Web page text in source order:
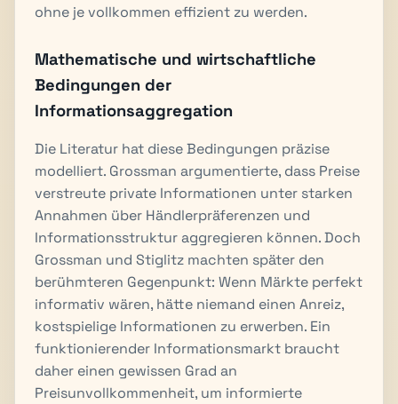
ohne je vollkommen effizient zu werden.
Mathematische und wirtschaftliche
Bedingungen der
Informationsaggregation
Die Literatur hat diese Bedingungen präzise
modelliert. Grossman argumentierte, dass Preise
verstreute private Informationen unter starken
Annahmen über Händlerpräferenzen und
Informationsstruktur aggregieren können. Doch
Grossman und Stiglitz machten später den
berühmteren Gegenpunkt: Wenn Märkte perfekt
informativ wären, hätte niemand einen Anreiz,
kostspielige Informationen zu erwerben. Ein
funktionierender Informationsmarkt braucht
daher einen gewissen Grad an
Preisunvollkommenheit, um informierte